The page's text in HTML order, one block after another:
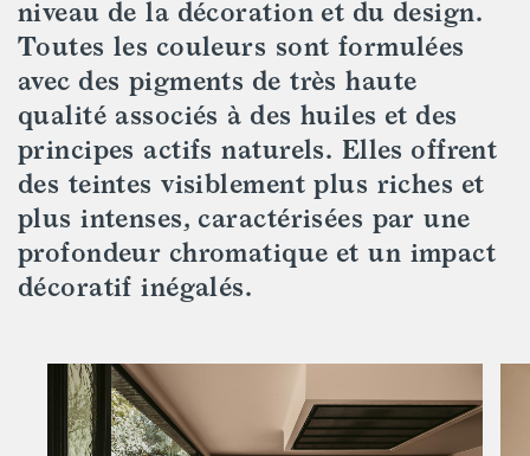
niveau de la décoration et du design.
Toutes les couleurs sont formulées
avec des pigments de très haute
qualité associés à des huiles et des
principes actifs naturels. Elles offrent
des teintes visiblement plus riches et
plus intenses, caractérisées par une
profondeur chromatique et un impact
décoratif inégalés.